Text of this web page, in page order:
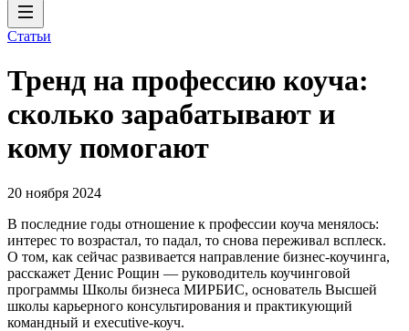
Статьи
Тренд на профессию коуча:
сколько зарабатывают и
кому помогают
20 ноября 2024
В последние годы отношение к профессии коуча менялось:
интерес то возрастал, то падал, то снова переживал всплеск.
О том, как сейчас развивается направление бизнес-коучинга,
расскажет Денис Рощин — руководитель коучинговой
программы Школы бизнеса МИРБИС, основатель Высшей
школы карьерного консультирования и практикующий
командный и executive-коуч.